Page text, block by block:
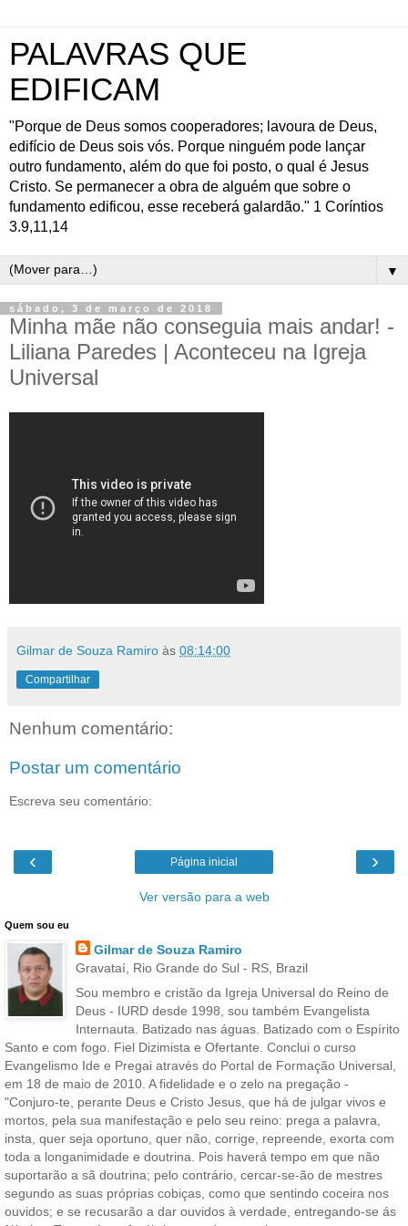
PALAVRAS QUE
EDIFICAM
"Porque de Deus somos cooperadores; lavoura de Deus,
edifício de Deus sois vós. Porque ninguém pode lançar
outro fundamento, além do que foi posto, o qual é Jesus
Cristo. Se permanecer a obra de alguém que sobre o
fundamento edificou, esse receberá galardão." 1 Coríntios
3.9,11,14
▼
sábado, 3 de março de 2018
Minha mãe não conseguia mais andar! -
Liliana Paredes | Aconteceu na Igreja
Universal
Gilmar de Souza Ramiro às 08:14:00
Compartilhar
Nenhum comentário:
Postar um comentário
Escreva seu comentário:
‹ ›
Página inicial
Ver versão para a web
Quem sou eu
Gilmar de Souza Ramiro
Gravataí, Rio Grande do Sul - RS, Brazil
Sou membro e cristão da Igreja Universal do Reino de
Deus - IURD desde 1998, sou também Evangelista
Internauta. Batizado nas águas. Batizado com o Espírito
Santo e com fogo. Fiel Dizimista e Ofertante. Conclui o curso
Evangelismo Ide e Pregai através do Portal de Formação Universal,
em 18 de maio de 2010. A fidelidade e o zelo na pregação -
"Conjuro-te, perante Deus e Cristo Jesus, que há de julgar vivos e
mortos, pela sua manifestação e pelo seu reino: prega a palavra,
insta, quer seja oportuno, quer não, corrige, repreende, exorta com
toda a longanimidade e doutrina. Pois haverá tempo em que não
suportarão a sã doutrina; pelo contrário, cercar-se-ão de mestres
segundo as suas próprias cobiças, como que sentindo coceira nos
ouvidos; e se recusarão a dar ouvidos à verdade, entregando-se ás